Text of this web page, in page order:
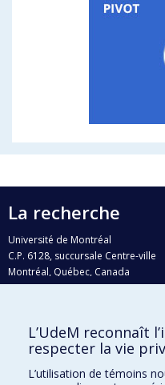
La recherche
Université de Montréal
C.P. 6128, succursale Centre-ville
Montréal, Québec, Canada
H3C 3J7
Qui fait quoi?
Nous trouver
L’UdeM reconnaît
respecter la vie
L’utilisation de témoins